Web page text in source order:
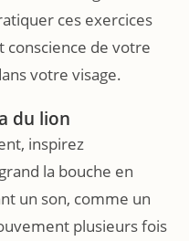
ces exercices
de votre
votre visage.
du lion
inspirez
la bouche en
un son, comme un
plusieurs fois